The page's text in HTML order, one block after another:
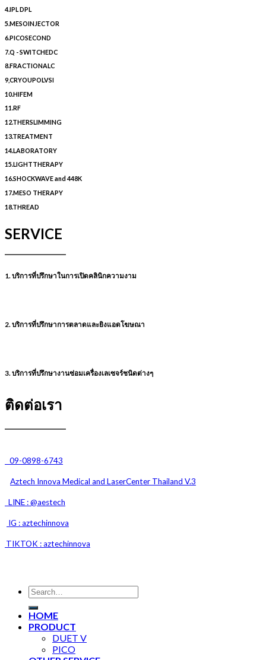
4.IPL DPL
5.MESOINJECTOR
6.PICOSECOND
7.Q - SWITCHEDC
8.FRACTIONALC
9,CRYOUPOLVSI
10.HIFEM
11.RF
12.THERSLIMMING
13.TREATMENT
14.LABORATORY
15.LIGHTTHERAPY
16.SHOCKWAVE and 448K
17.MESO THERAPY
18.THREAD
SERVICE
1. บริการที่ปรึกษาในการเปิดคลินิกความงาม
2. บริการที่ปรึกษาการตลาดและยิงแอดโฆษณา
3. บริการที่ปรึกษางานซ่อมเครื่องเลเซจร์ชนิดต่างๆ
ติดต่อเรา
09-0898-6743
Aztech Innova Medical and LaserCenter Thailand V.3
LINE : @aestech
IG : aztechinnova
TIKTOK : aztechinnova
HOME
PRODUCT
DUET V
PICO